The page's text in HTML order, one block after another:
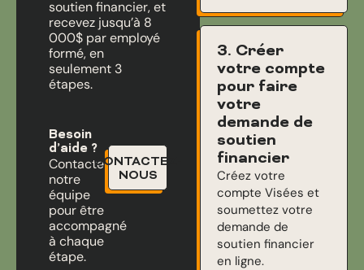
soutien financier, et
recevez jusqu’à 8
000$ par employé
formé, en
seulement 3
étapes.
Besoin
d’aide ?
Contactez
notre
équipe
pour être
accompagné
à chaque
étape.
CONTACTEZ-
NOUS
3. Créer
votre compte
pour faire
votre
demande de
soutien
financier
Créez votre
compte Visées et
soumettez votre
demande de
soutien financier
en ligne.